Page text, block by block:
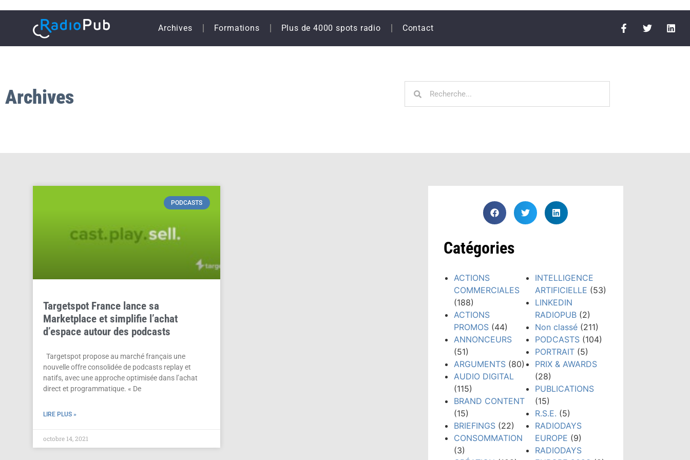
Archives Formations Plus de 4000 spots radio Contact
Archives
PODCASTS
Targetspot France lance sa
Marketplace et simplifie l’achat
d’espace autour des podcasts
Targetspot propose au marché français une
nouvelle offre consolidée de podcasts replay et
natifs, avec une approche optimisée dans l’achat
direct et programmatique. « De
LIRE PLUS »
octobre 14, 2021
Catégories
ACTIONS
COMMERCIALES
(188)
ACTIONS
PROMOS(44)
ANNONCEURS
(51)
ARGUMENTS(80)
AUDIO DIGITAL
(115)
BRAND CONTENT
(15)
BRIEFINGS(22)
CONSOMMATION
(3)
INTELLIGENCE
ARTIFICIELLE (53)
LINKEDIN
RADIOPUB(2)
Non classé(211)
PODCASTS(104)
PORTRAIT(5)
PRIX & AWARDS
(28)
PUBLICATIONS
(15)
R.S.E. (5)
RADIODAYS
EUROPE (9)
RADIODAYS